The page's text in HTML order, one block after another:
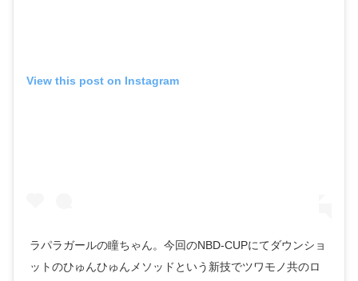
View this post on Instagram
ラパラガールの瞳ちゃん。今回のNBD-CUPにてダウンショ
ットのひゅんひゅんメソッドという新技でツワモノ共のロ